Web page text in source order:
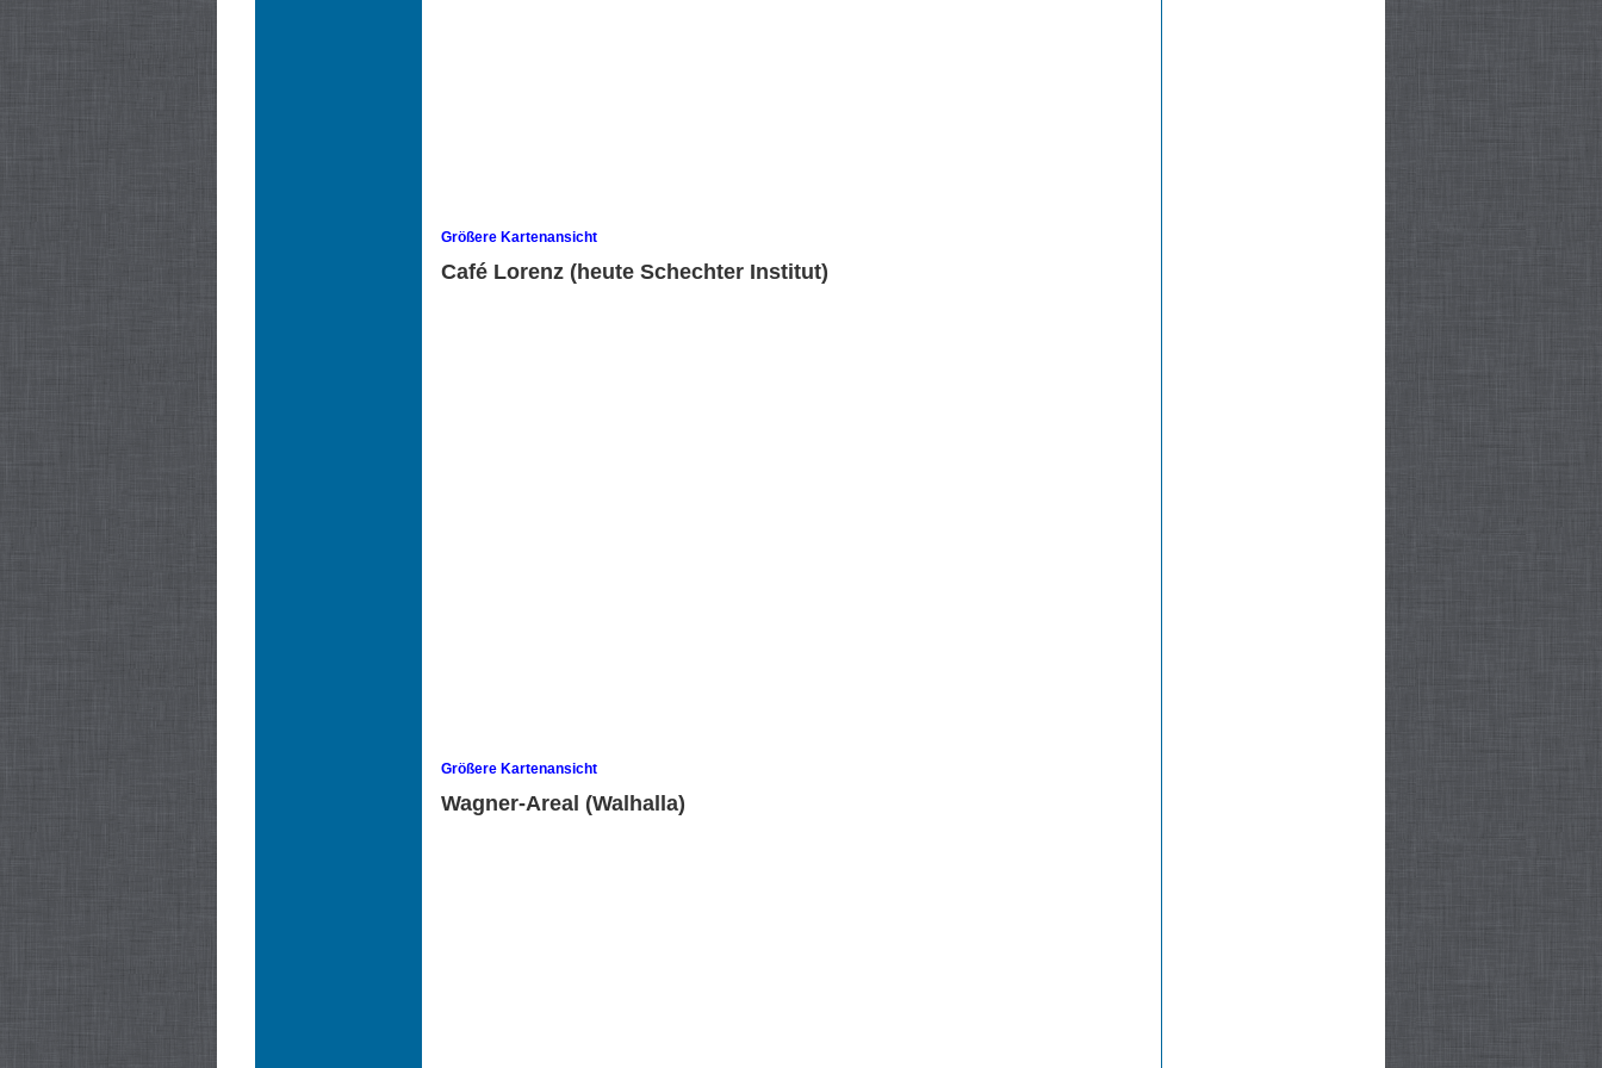
Größere Kartenansicht
Café Lorenz (heute Schechter Institut)
Größere Kartenansicht
Wagner-Areal (Walhalla)